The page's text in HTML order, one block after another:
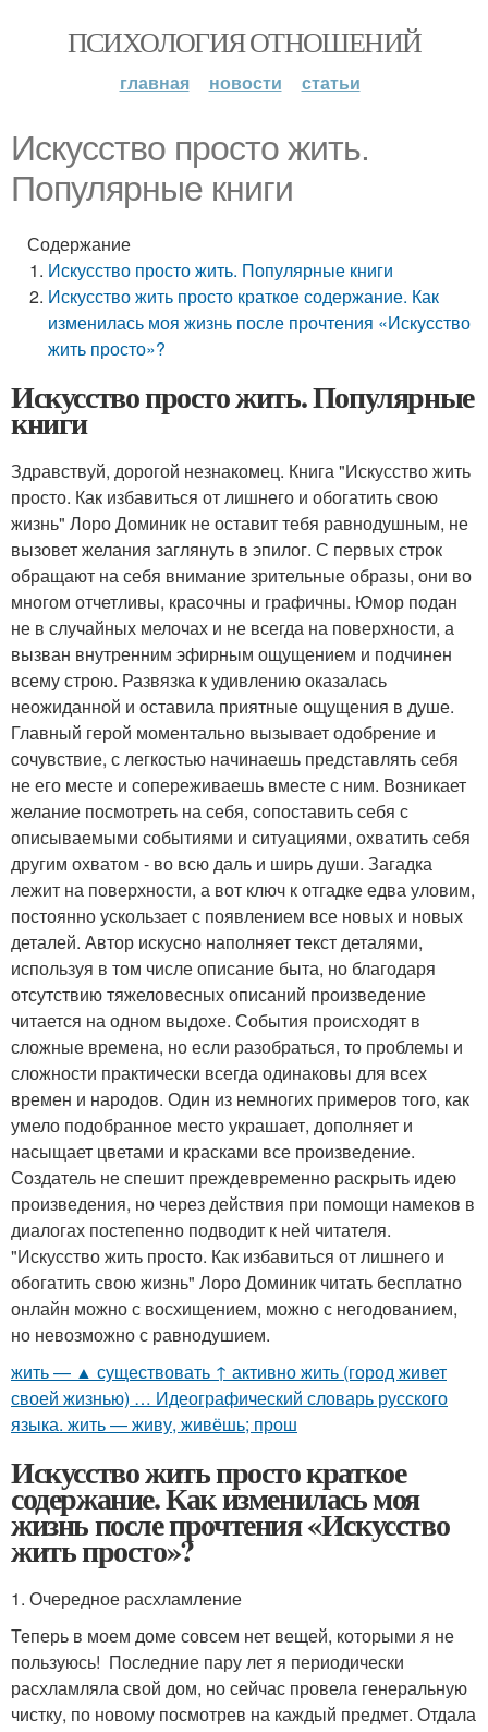
ПСИХОЛОГИЯ ОТНОШЕНИЙ
главная новости статьи
Искусство просто жить.
Популярные книги
Содержание
Искусство просто жить. Популярные книги
Искусство жить просто краткое содержание. Как
изменилась моя жизнь после прочтения «Искусство
жить просто»?
Искусство просто жить. Популярные
книги
Здравствуй, дорогой незнакомец. Книга "Искусство жить
просто. Как избавиться от лишнего и обогатить свою
жизнь" Лоро Доминик не оставит тебя равнодушным, не
вызовет желания заглянуть в эпилог. С первых строк
обращают на себя внимание зрительные образы, они во
многом отчетливы, красочны и графичны. Юмор подан
не в случайных мелочах и не всегда на поверхности, а
вызван внутренним эфирным ощущением и подчинен
всему строю. Развязка к удивлению оказалась
неожиданной и оставила приятные ощущения в душе.
Главный герой моментально вызывает одобрение и
сочувствие, с легкостью начинаешь представлять себя
не его месте и сопереживаешь вместе с ним. Возникает
желание посмотреть на себя, сопоставить себя с
описываемыми событиями и ситуациями, охватить себя
другим охватом - во всю даль и ширь души. Загадка
лежит на поверхности, а вот ключ к отгадке едва уловим,
постоянно ускользает с появлением все новых и новых
деталей. Автор искусно наполняет текст деталями,
используя в том числе описание быта, но благодаря
отсутствию тяжеловесных описаний произведение
читается на одном выдохе. События происходят в
сложные времена, но если разобраться, то проблемы и
сложности практически всегда одинаковы для всех
времен и народов. Один из немногих примеров того, как
умело подобранное место украшает, дополняет и
насыщает цветами и красками все произведение.
Создатель не спешит преждевременно раскрыть идею
произведения, но через действия при помощи намеков в
диалогах постепенно подводит к ней читателя.
"Искусство жить просто. Как избавиться от лишнего и
обогатить свою жизнь" Лоро Доминик читать бесплатно
онлайн можно с восхищением, можно с негодованием,
но невозможно с равнодушием.
жить — ▲ существовать ↑ активно жить (город живет
своей жизнью) … Идеографический словарь русского
языка. жить — живу, живёшь; прош
Искусство жить просто краткое
содержание. Как изменилась моя
жизнь после прочтения «Искусство
жить просто»?
1. Очередное расхламление
Теперь в моем доме совсем нет вещей, которыми я не
пользуюсь! Последние пару лет я периодически
расхламляла свой дом, но сейчас провела генеральную
чистку, по новому посмотрев на каждый предмет. Отдала